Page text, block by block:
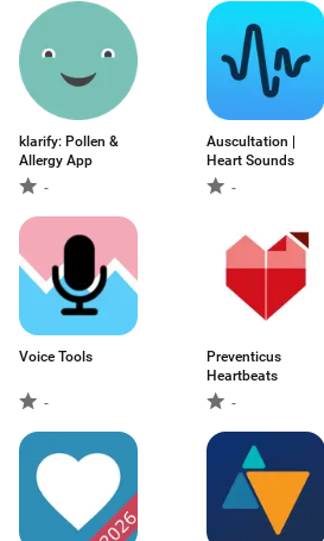
klarify: Pollen &
Allergy App
-
Auscultation |
Heart Sounds
-
Voice Tools
-
Preventicus
Heartbeats
-